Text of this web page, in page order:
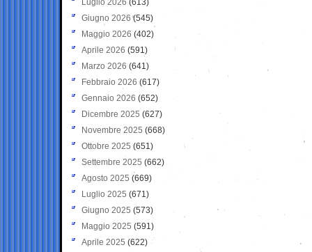
Luglio 2026 (613)
Giugno 2026 (545)
Maggio 2026 (402)
Aprile 2026 (591)
Marzo 2026 (641)
Febbraio 2026 (617)
Gennaio 2026 (652)
Dicembre 2025 (627)
Novembre 2025 (668)
Ottobre 2025 (651)
Settembre 2025 (662)
Agosto 2025 (669)
Luglio 2025 (671)
Giugno 2025 (573)
Maggio 2025 (591)
Aprile 2025 (622)